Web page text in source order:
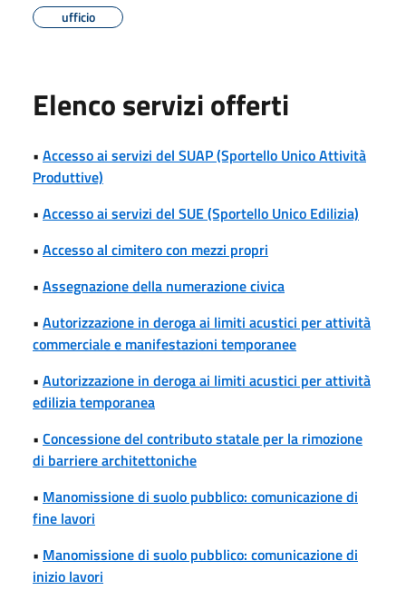
ufficio
Elenco servizi offerti
• Accesso ai servizi del SUAP (Sportello Unico Attività
Produttive)
• Accesso ai servizi del SUE (Sportello Unico Edilizia)
• Accesso al cimitero con mezzi propri
• Assegnazione della numerazione civica
• Autorizzazione in deroga ai limiti acustici per attività
commerciale e manifestazioni temporanee
• Autorizzazione in deroga ai limiti acustici per attività
edilizia temporanea
• Concessione del contributo statale per la rimozione
di barriere architettoniche
• Manomissione di suolo pubblico: comunicazione di
fine lavori
• Manomissione di suolo pubblico: comunicazione di
inizio lavori